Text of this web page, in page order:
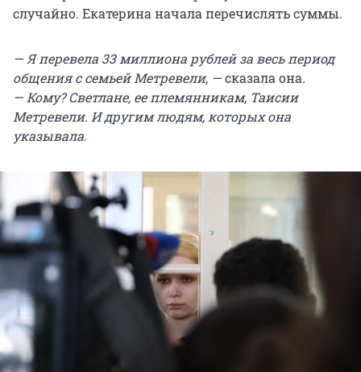
случайно. Екатерина начала перечислять суммы.
— Я перевела 33 миллиона рублей за весь период
общения с семьей Метревели, —сказала она.
— Кому? Светлане, ее племянникам, Таисии
Метревели. И другим людям, которых она
указывала.